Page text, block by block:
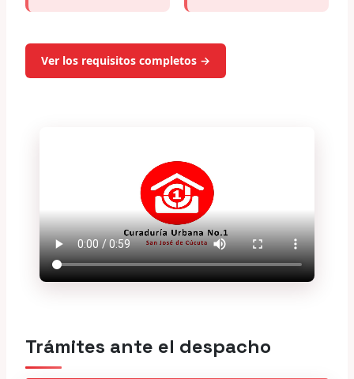
Ver los requisitos completos →
Trámites ante el despacho